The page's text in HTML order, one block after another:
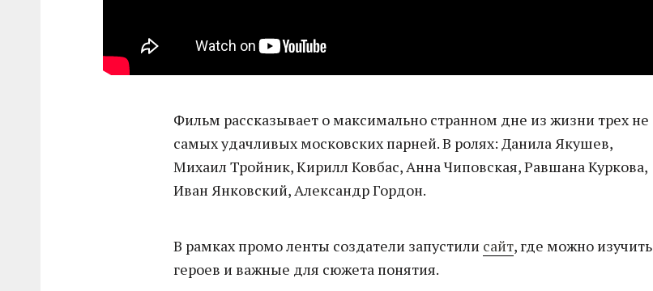
Фильм рассказывает о максимально странном дне из жизни трех не
самых удачливых московских парней. В ролях: Данила Якушев,
Михаил Тройник, Кирилл Ковбас, Анна Чиповская, Равшана Куркова,
Иван Янковский, Александр Гордон.
В рамках промо ленты создатели запустили сайт, где можно изучить
героев и важные для сюжета понятия.